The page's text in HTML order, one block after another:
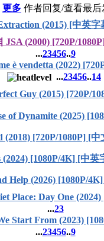
更多 作者回复/查看最后
(2015) [中英字
JSA (2000) [720P/
...23456..9
è vendetta (2022)
...23456..14
Guy (2015) [720P/
of Dynamite (2025)
(2018) [720P/1080P] [
(2024) [1080P/4K] [中英
Help (2026) [1080P/
Place: Day One
...23
Start From (2023)
...23456..9